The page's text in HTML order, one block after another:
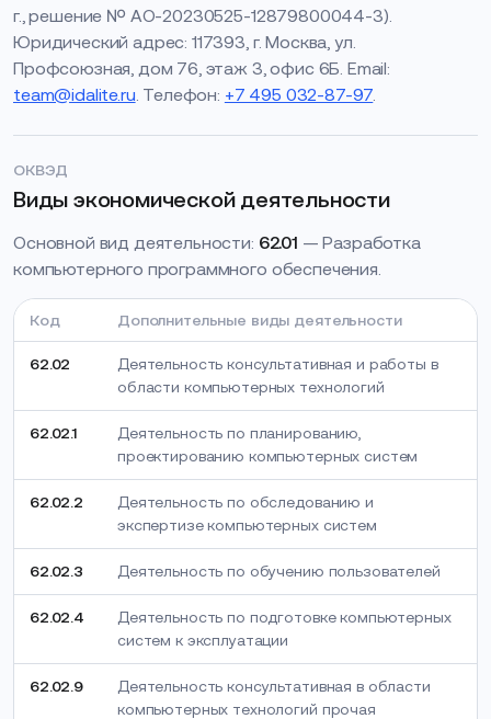
г., решение № АО-20230525-12879800044-3).
Юридический адрес: 117393, г. Москва, ул.
Профсоюзная, дом 76, этаж 3, офис 6Б. Email:
team@idalite.ru . Телефон: +7 495 032-87-97
ОКВЭД
Виды экономической деятельности
Основной вид деятельности: 62.01 — Разработка
компьютерного программного обеспечения.
Код Дополнительные виды деятельности
62.02
Деятельность консультативная и работы в
области компьютерных технологий
62.02.1
Деятельность по планированию,
проектированию компьютерных систем
62.02.2
Деятельность по обследованию и
экспертизе компьютерных систем
62.02.3 Деятельность по обучению пользователей
62.02.4
Деятельность по подготовке компьютерных
систем к эксплуатации
62.02.9
Деятельность консультативная в области
компьютерных технологий прочая